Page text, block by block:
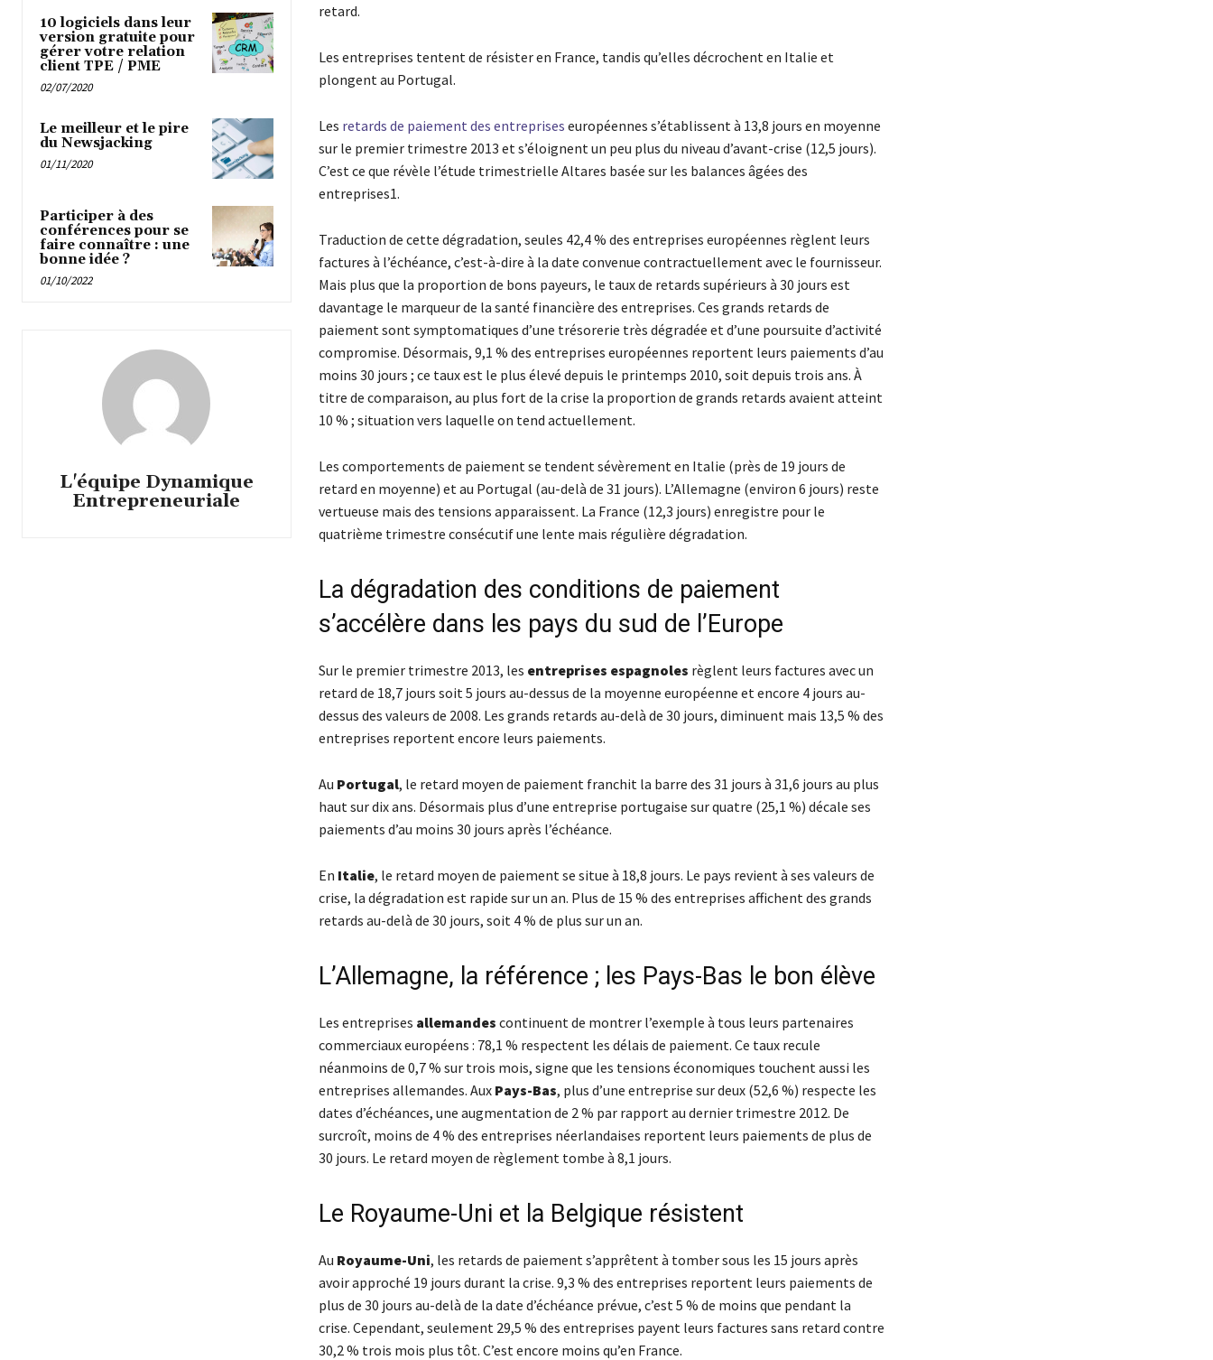
10 logiciels dans leur
version gratuite pour
gérer votre relation
client TPE / PME
02/07/2020
Le meilleur et le pire
du Newsjacking
01/11/2020
Participer à des
conférences pour se
faire connaître : une
bonne idée ?
01/10/2022
L'équipe Dynamique
Entrepreneuriale
retard.
Les entreprises tentent de résister en France, tandis qu’elles décrochent en Italie et
plongent au Portugal.
Les retards de paiement des entreprises européennes s’établissent à 13,8 jours en moyenne
sur le premier trimestre 2013 et s’éloignent un peu plus du niveau d’avant-crise (12,5 jours).
C’est ce que révèle l’étude trimestrielle Altares basée sur les balances âgées des
entreprises1.
Traduction de cette dégradation, seules 42,4 % des entreprises européennes règlent leurs
factures à l’échéance, c’est-à-dire à la date convenue contractuellement avec le fournisseur.
Mais plus que la proportion de bons payeurs, le taux de retards supérieurs à 30 jours est
davantage le marqueur de la santé financière des entreprises. Ces grands retards de
paiement sont symptomatiques d’une trésorerie très dégradée et d’une poursuite d’activité
compromise. Désormais, 9,1 % des entreprises européennes reportent leurs paiements d’au
moins 30 jours ; ce taux est le plus élevé depuis le printemps 2010, soit depuis trois ans. À
titre de comparaison, au plus fort de la crise la proportion de grands retards avaient atteint
10 % ; situation vers laquelle on tend actuellement.
Les comportements de paiement se tendent sévèrement en Italie (près de 19 jours de
retard en moyenne) et au Portugal (au-delà de 31 jours). L’Allemagne (environ 6 jours) reste
vertueuse mais des tensions apparaissent. La France (12,3 jours) enregistre pour le
quatrième trimestre consécutif une lente mais régulière dégradation.
La dégradation des conditions de paiement
s’accélère dans les pays du sud de l’Europe
Sur le premier trimestre 2013, les entreprises espagnoles règlent leurs factures avec un
retard de 18,7 jours soit 5 jours au-dessus de la moyenne européenne et encore 4 jours au-
dessus des valeurs de 2008. Les grands retards au-delà de 30 jours, diminuent mais 13,5 % des
entreprises reportent encore leurs paiements.
Au Portugal, le retard moyen de paiement franchit la barre des 31 jours à 31,6 jours au plus
haut sur dix ans. Désormais plus d’une entreprise portugaise sur quatre (25,1 %) décale ses
paiements d’au moins 30 jours après l’échéance.
En Italie, le retard moyen de paiement se situe à 18,8 jours. Le pays revient à ses valeurs de
crise, la dégradation est rapide sur un an. Plus de 15 % des entreprises affichent des grands
retards au-delà de 30 jours, soit 4 % de plus sur un an.
L’Allemagne, la référence ; les Pays-Bas le bon élève
Les entreprises allemandes continuent de montrer l’exemple à tous leurs partenaires
commerciaux européens : 78,1 % respectent les délais de paiement. Ce taux recule
néanmoins de 0,7 % sur trois mois, signe que les tensions économiques touchent aussi les
entreprises allemandes. Aux Pays-Bas, plus d’une entreprise sur deux (52,6 %) respecte les
dates d’échéances, une augmentation de 2 % par rapport au dernier trimestre 2012. De
surcroît, moins de 4 % des entreprises néerlandaises reportent leurs paiements de plus de
30 jours. Le retard moyen de règlement tombe à 8,1 jours.
Le Royaume-Uni et la Belgique résistent
Au Royaume-Uni, les retards de paiement s’apprêtent à tomber sous les 15 jours après
avoir approché 19 jours durant la crise. 9,3 % des entreprises reportent leurs paiements de
plus de 30 jours au-delà de la date d’échéance prévue, c’est 5 % de moins que pendant la
crise. Cependant, seulement 29,5 % des entreprises payent leurs factures sans retard contre
30,2 % trois mois plus tôt. C’est encore moins qu’en France.